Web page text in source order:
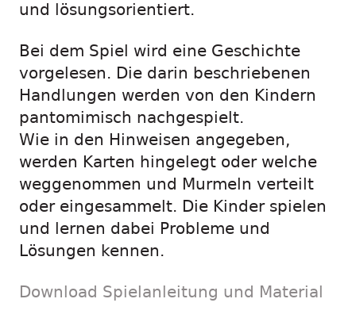
und lösungsorientiert.
Bei dem Spiel wird eine Geschichte
vorgelesen. Die darin beschriebenen
Handlungen werden von den Kindern
pantomimisch nachgespielt.
Wie in den Hinweisen angegeben,
werden Karten hingelegt oder welche
weggenommen und Murmeln verteilt
oder eingesammelt. Die Kinder spielen
und lernen dabei Probleme und
Lösungen kennen.
Download Spielanleitung und Material